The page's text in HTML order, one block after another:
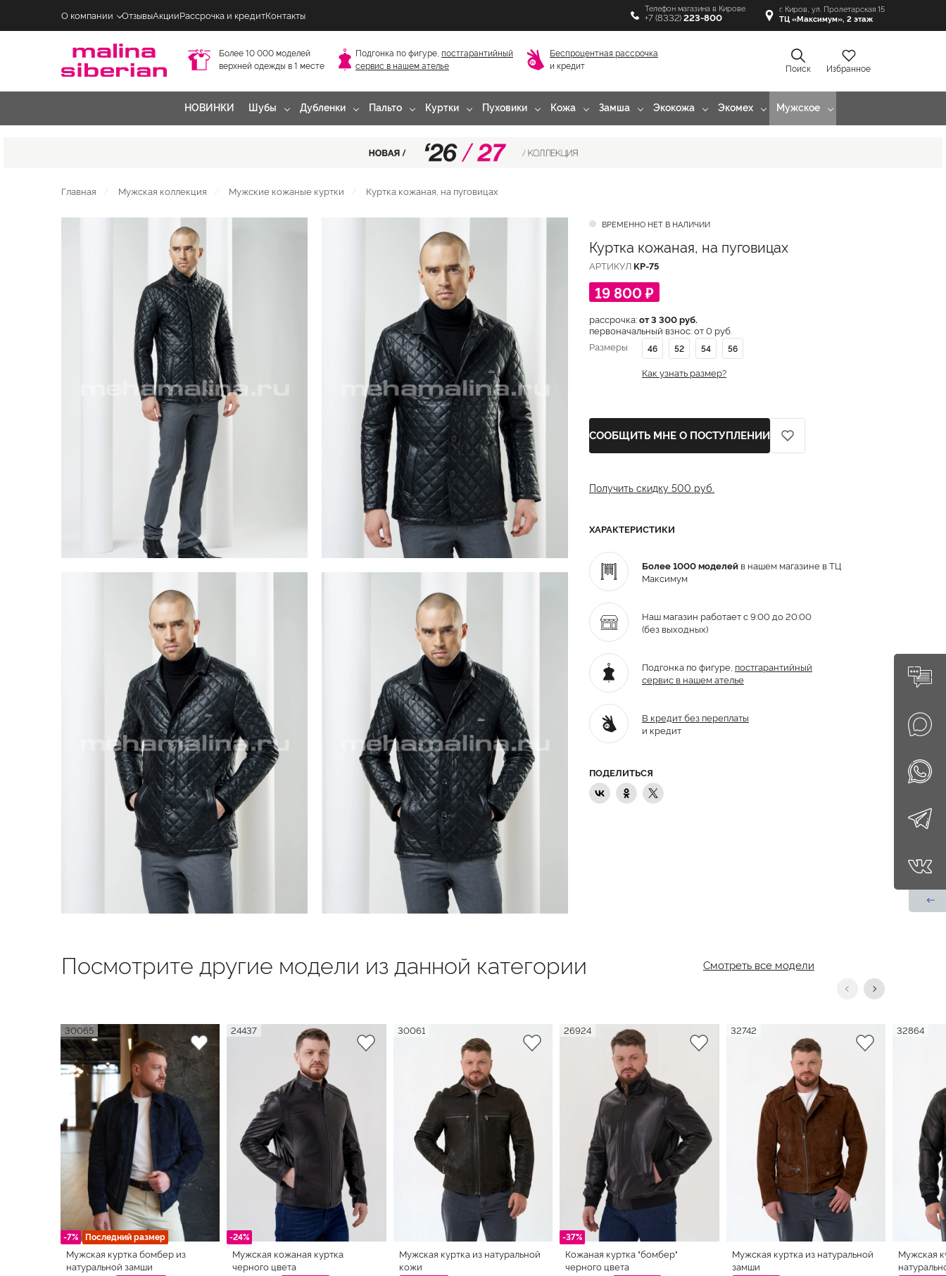
О компании ОтзывыАкцииРассрочка и кредитКонтакты
Телефон магазина в Кирове
+7 (8332) 223-800
г. Киров, ул. Пролетарская 15
ТЦ «Максимум», 2 этаж
Более 10 000 моделей
верхней одежды в 1 месте
Подгонка по фигуре, постгарантийный
сервис в нашем ателье
Беспроцентная рассрочка
и кредит
Поиск Избранное
НОВИНКИ Шубы Дубленки Пальто Куртки Пуховики Кожа Замша Экокожа Экомех Мужское
Главная Мужская коллекция Мужские кожаные куртки Куртка кожаная, на пуговицах
ВРЕМЕННО НЕТ В НАЛИЧИИ
Куртка кожаная, на пуговицах
АРТИКУЛ KP-75
19 800 ₽
рассрочка:от 3 300 руб.
первоначальный взнос: от 0 руб.
Размеры
46 52 54 56
Как узнать размер?
СООБЩИТЬ МНЕ О ПОСТУПЛЕНИИ
Получить скидку 500 руб.
ХАРАКТЕРИСТИКИ
Более 1000 моделей в нашем магазине в ТЦ
Максимум
Наш магазин работает с 9:00 до 20:00
(без выходных)
Подгонка по фигуре, постгарантийный
сервис в нашем ателье
В кредит без переплаты
и кредит
ПОДЕЛИТЬСЯ
Посмотрите другие модели из данной категории Смотреть все модели
-7% Последний размер
30065
Мужская куртка бомбер из
натуральной замши
-24%
24437
Мужская кожаная куртка
черного цвета
30061
Мужская куртка из натуральной
кожи
-37%
26924
Кожаная куртка "бомбер"
черного цвета
32742
Мужская куртка из натуральной
замши
32864
Мужская